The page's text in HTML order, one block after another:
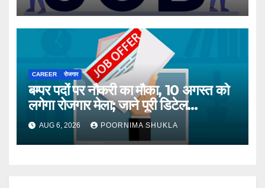
CAREER रोजगार
बम्पर पदों पर नौकरी का मौका, 10 अगस्त को
लगेगा रोजगार मेला; जाने पूरी डिटेल…
AUG 6, 2026 POORNIMA SHUKLA